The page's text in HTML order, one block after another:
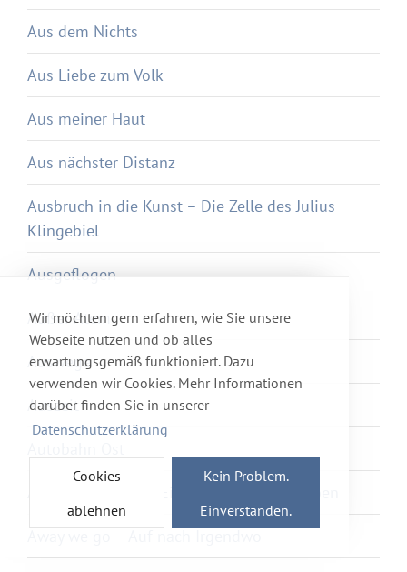
Wir möchten gern erfahren, wie Sie unsere
Webseite nutzen und ob alles
erwartungsgemäß funktioniert. Dazu
verwenden wir Cookies. Mehr Informationen
darüber finden Sie in unserer
Datenschutzerklärung
Cookies
ablehnen
Kein Problem.
Einverstanden.
Aus dem Nichts
Aus Liebe zum Volk
Aus meiner Haut
Aus nächster Distanz
Ausbruch in die Kunst – Die Zelle des Julius
Klingebiel
Ausgeflogen
Außer Atem
Auswege
Auszeit